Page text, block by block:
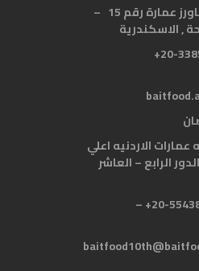
جرين تاورز عمارة رقم 15 –
, الاسكندرية
عمارات الاردنيه اعلي
الرابع – العاشر
554388470-20+ –